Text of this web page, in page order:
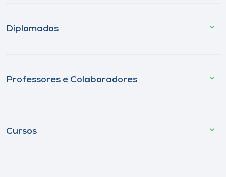
Diplomados
Professores e Colaboradores
Cursos